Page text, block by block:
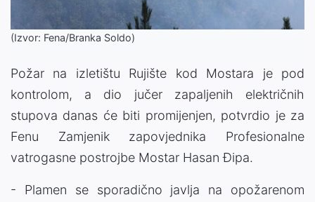
(Izvor: Fena/Branka Soldo)
Požar na izletištu Rujište kod Mostara je pod
kontrolom, a dio jučer zapaljenih električnih
stupova danas će biti promijenjen, potvrdio je za
Fenu Zamjenik zapovjednika Profesionalne
vatrogasne postrojbe Mostar Hasan Đipa.
- Plamen se sporadično javlja na opožarenom